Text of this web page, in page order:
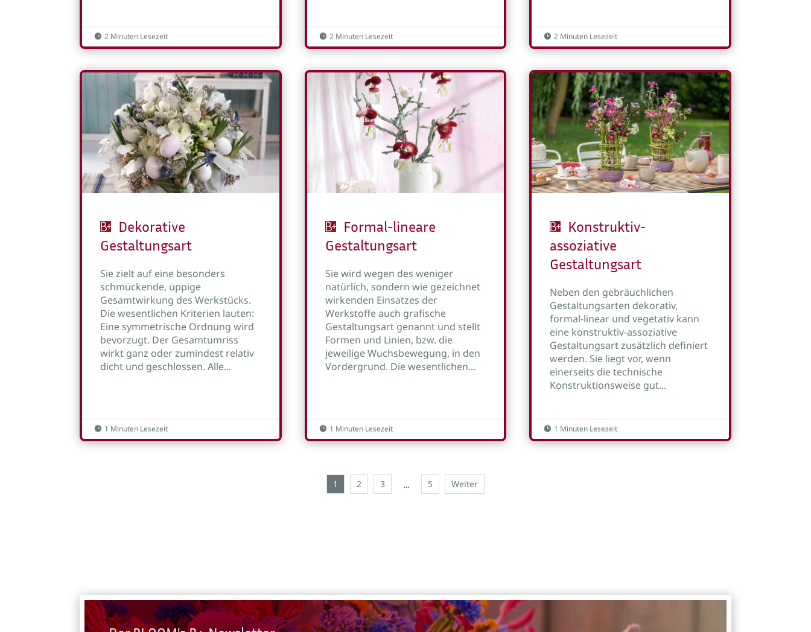
 2 Minuten Lesezeit  2 Minuten Lesezeit  2 Minuten Lesezeit
Dekorative
Gestaltungsart
Sie zielt auf eine besonders
schmückende, üppige
Gesamtwirkung des Werkstücks.
Die wesentlichen Kriterien lauten:
Eine symmetrische Ordnung wird
bevorzugt. Der Gesamtumriss
wirkt ganz oder zumindest relativ
dicht und geschlossen. Alle...
 1 Minuten Lesezeit
Formal-lineare
Gestaltungsart
Sie wird wegen des weniger
natürlich, sondern wie gezeichnet
wirkenden Einsatzes der
Werkstoffe auch grafische
Gestaltungsart genannt und stellt
Formen und Linien, bzw. die
jeweilige Wuchsbewegung, in den
Vordergrund. Die wesentlichen...
 1 Minuten Lesezeit
Konstruktiv-
assoziative
Gestaltungsart
Neben den gebräuchlichen
Gestaltungsarten dekorativ,
formal-linear und vegetativ kann
eine konstruktiv-assoziative
Gestaltungsart zusätzlich definiert
werden. Sie liegt vor, wenn
einerseits die technische
Konstruktionsweise gut...
 1 Minuten Lesezeit
1 2 3 … 5 Weiter